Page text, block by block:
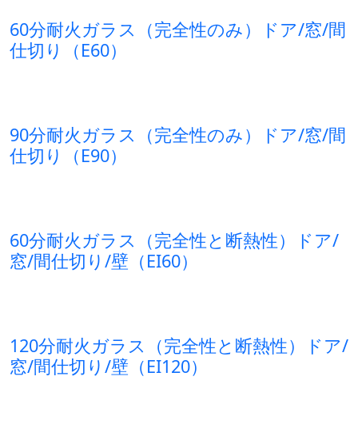
60分耐火ガラス（完全性のみ）ドア/窓/間
仕切り（E60）
90分耐火ガラス（完全性のみ）ドア/窓/間
仕切り（E90）
60分耐火ガラス（完全性と断熱性）ドア/
窓/間仕切り/壁（EI60）
120分耐火ガラス（完全性と断熱性）ドア/
窓/間仕切り/壁（EI120）